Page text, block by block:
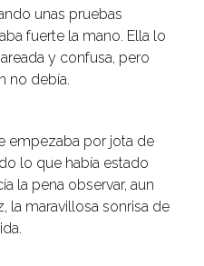
unas pruebas
fuerte la mano. Ella lo
y confusa, pero
no debía.
empezaba por jota de
lo que había estado
la pena observar, aun
la maravillosa sonrisa de